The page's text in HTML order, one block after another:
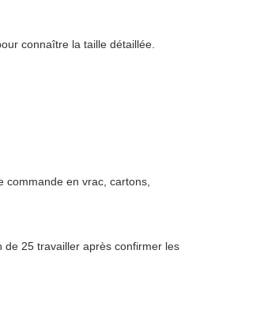
connaître la taille détaillée.
commande en vrac, cartons,
de 25 travailler après confirmer les